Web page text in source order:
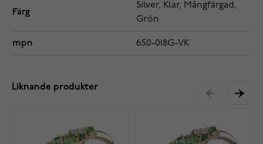
Färg
Silver, Klar, Mångfärgad,
Grön
mpn 650-018G-VK
Liknande produkter